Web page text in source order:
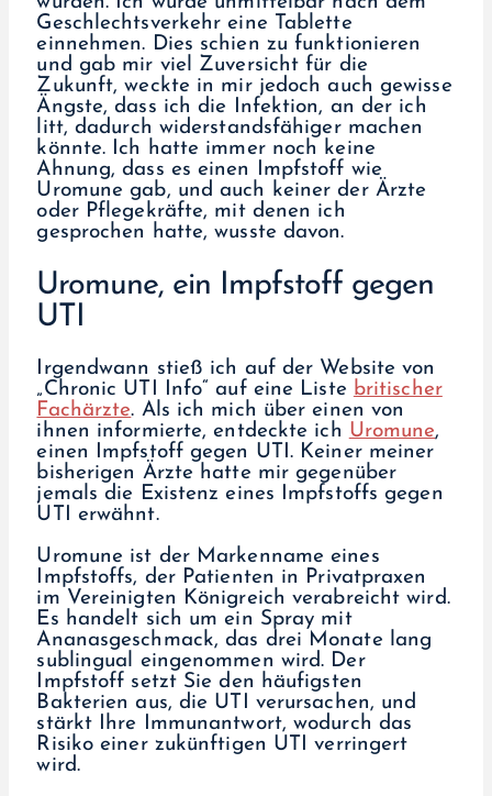
Geschlechtsverkehr eine Tablette
einnehmen. Dies schien zu funktionieren
und gab mir viel Zuversicht für die
Zukunft, weckte in mir jedoch auch gewisse
Ängste, dass ich die Infektion, an der ich
litt, dadurch widerstandsfähiger machen
könnte. Ich hatte immer noch keine
Ahnung, dass es einen Impfstoff wie
Uromune gab, und auch keiner der Ärzte
oder Pflegekräfte, mit denen ich
gesprochen hatte, wusste davon.
Uromune, ein Impfstoff gegen
UTI
Irgendwann stieß ich auf der Website von
„Chronic UTI Info“ auf eine Liste britischer
Fachärzte. Als ich mich über einen von
ihnen informierte, entdeckte ich Uromune,
einen Impfstoff gegen UTI. Keiner meiner
bisherigen Ärzte hatte mir gegenüber
jemals die Existenz eines Impfstoffs gegen
UTI erwähnt.
Uromune ist der Markenname eines
Impfstoffs, der Patienten in Privatpraxen
im Vereinigten Königreich verabreicht wird.
Es handelt sich um ein Spray mit
Ananasgeschmack, das drei Monate lang
sublingual eingenommen wird. Der
Impfstoff setzt Sie den häufigsten
Bakterien aus, die UTI verursachen, und
stärkt Ihre Immunantwort, wodurch das
Risiko einer zukünftigen UTI verringert
wird.